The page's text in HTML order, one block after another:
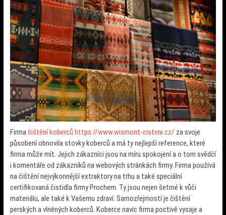
Firmačištění koberců https://www.wismont-cisteni.cz/ za svoje
působení obnovila stovky koberců a má ty nejlepší reference, které
firma může mít. Jejich zákazníci jsou na míru spokojení a o tom svědčí
i komentáře od zákazníků na webových stránkách firmy. Firma používá
na čištění nejvýkonnější extraktory na trhu a také speciální
certifikovaná čistidla firmy Prochem. Ty jsou nejen šetrné k vůči
materiálu, ale také k Vašemu zdraví. Samozřejmostí je čištění
perských a vlněných koberců. Koberce navíc firma poctivě vysaje a